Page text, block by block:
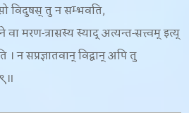
विदुषस् तु न सम्भवति,
मरण-त्रासस्य स्याद् अत्यन्त-सत्त्वम् इत्य्
। न सप्रज्ञातवान् विद्वान् अपि तु